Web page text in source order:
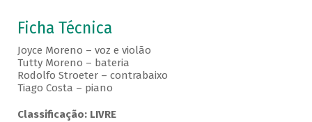
Ficha Técnica
Joyce Moreno – voz e violão
Tutty Moreno – bateria
Rodolfo Stroeter – contrabaixo
Tiago Costa – piano
Classificação: LIVRE